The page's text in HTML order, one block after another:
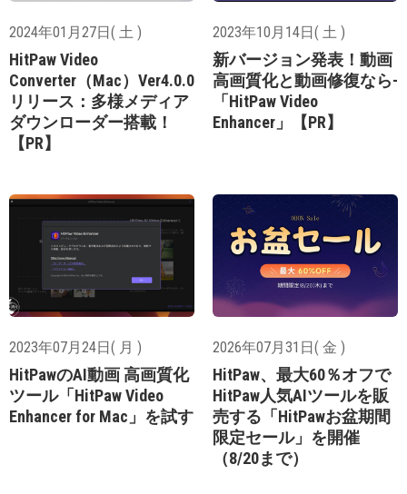
2024年01月27日( 土 )
HitPaw Video
Converter（Mac）Ver4.0.0
リリース：多様メディア
ダウンローダー搭載！
【PR】
2023年10月14日( 土 )
新バージョン発表！動画
高画質化と動画修復なら-
「HitPaw Video
Enhancer」【PR】
2023年07月24日( 月 )
HitPawのAI動画 高画質化
ツール「HitPaw Video
Enhancer for Mac」を試す
2026年07月31日( 金 )
HitPaw、最大60％オフで
HitPaw人気AIツールを販
売する「HitPawお盆期間
限定セール」を開催
（8/20まで）